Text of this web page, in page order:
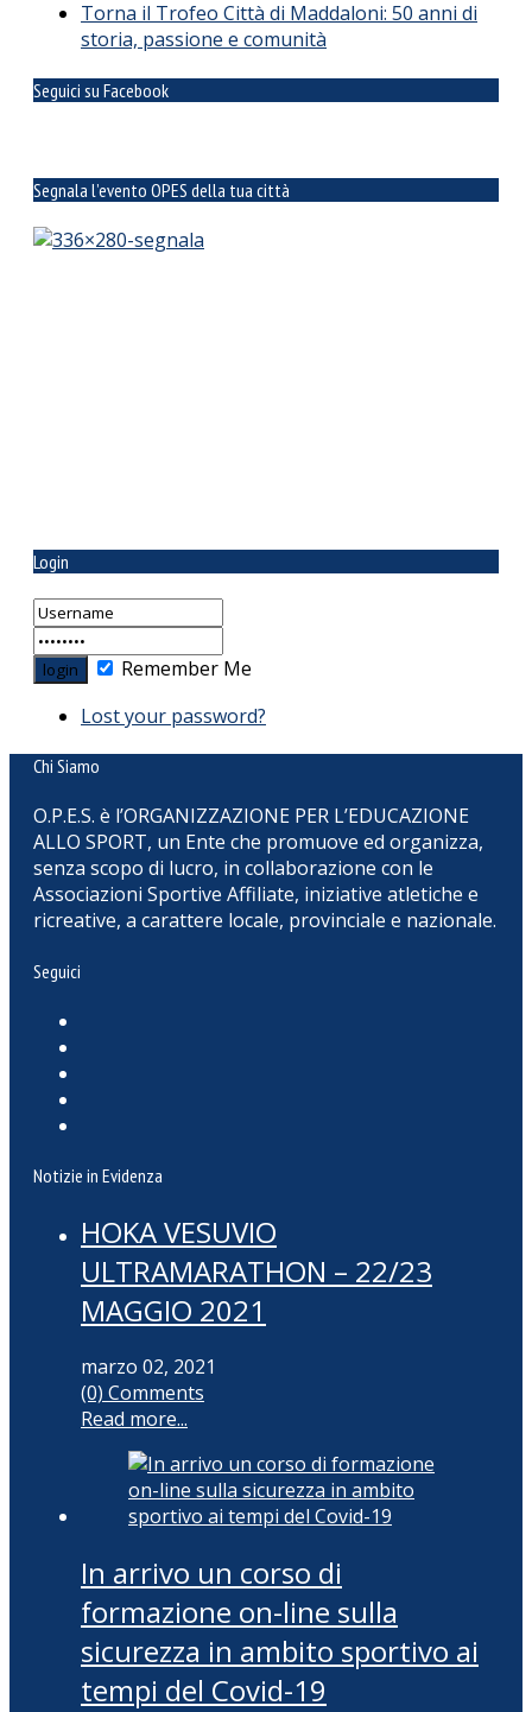
Torna il Trofeo Città di Maddaloni: 50 anni di
storia, passione e comunità
Seguici su Facebook
Segnala l’evento OPES della tua città
Login
Remember Me
Lost your password?
Chi Siamo
O.P.E.S. è l’ORGANIZZAZIONE PER L’EDUCAZIONE
ALLO SPORT, un Ente che promuove ed organizza,
senza scopo di lucro, in collaborazione con le
Associazioni Sportive Affiliate, iniziative atletiche e
ricreative, a carattere locale, provinciale e nazionale.
Seguici
Notizie in Evidenza
HOKA VESUVIO
ULTRAMARATHON – 22/23
MAGGIO 2021
marzo 02, 2021
(0) Comments
Read more...
In arrivo un corso di
formazione on-line sulla
sicurezza in ambito sportivo ai
tempi del Covid-19